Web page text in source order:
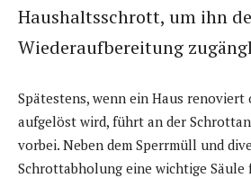
Haushaltsschrott, um ihn
Wiederaufbereitung
Spätestens, wenn ein Haus
aufgelöst wird, führt an der
vorbei. Neben dem Sperrmüll und
Schrottabholung eine wichtige Säule